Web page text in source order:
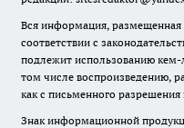
Вся информация, размещенная
соответствии с
подлежит использованию
том числе воспроизведению,
как с письменного разрешения
Знак информационной